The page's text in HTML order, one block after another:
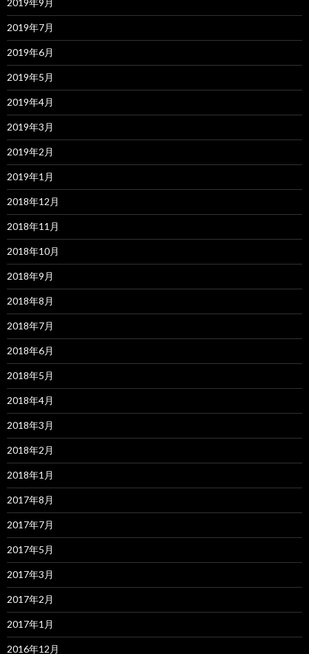
2019年9月
2019年7月
2019年6月
2019年5月
2019年4月
2019年3月
2019年2月
2019年1月
2018年12月
2018年11月
2018年10月
2018年9月
2018年8月
2018年7月
2018年6月
2018年5月
2018年4月
2018年3月
2018年2月
2018年1月
2017年8月
2017年7月
2017年5月
2017年3月
2017年2月
2017年1月
2016年12月